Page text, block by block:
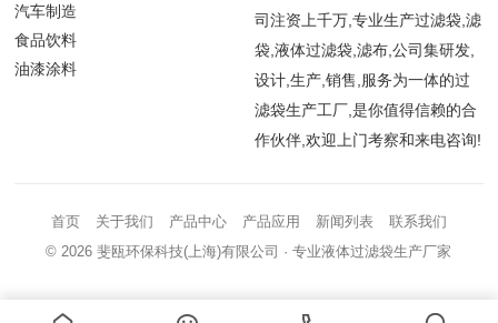
汽车制造
食品饮料
油漆涂料
司注资上千万,专业生产过滤袋,滤
袋,液体过滤袋,滤布,公司集研发,
设计,生产,销售,服务为一体的过
滤袋生产工厂,是你值得信赖的合
作伙伴,欢迎上门考察和来电咨询!
首页 关于我们 产品中心 产品应用 新闻列表
联系我们
© 2026斐瓯环保科技(上海)有限公司 · 专业液体过滤袋生产厂家